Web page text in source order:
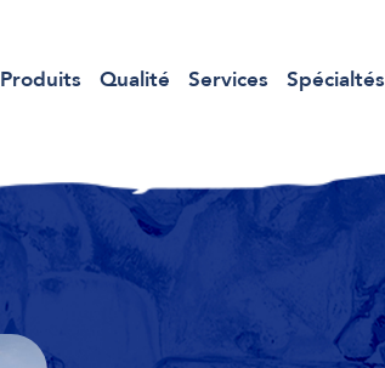
Produits Qualité Services Spécialtés